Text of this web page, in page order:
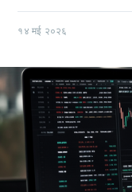
१४ मई २०२६